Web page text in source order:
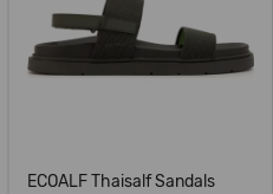
ECOALF Thaisalf Sandals